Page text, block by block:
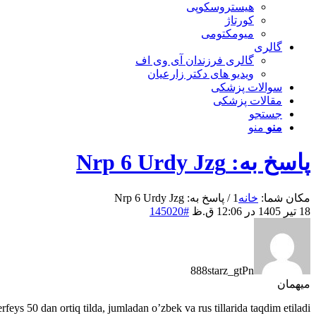
هیستروسکوپی
کورتاژ
میومکتومی
گالری
گالری فرزندان آی وی اف
ویدیو های دکتر زارعیان
سوالات پزشکی
مقالات پزشکی
جستجو
منو منو
پاسخ به: Nrp 6 Urdy Jzg
مکان شما: خانه 1
/ پاسخ به: Nrp 6 Urdy Jzg
18 تیر 1405 در 12:06 ق.ظ
#145020
888starz_gtPn
میهمان
50 dan ortiq tilda, jumladan o’zbek va rus tillarida taqdim etiladi.